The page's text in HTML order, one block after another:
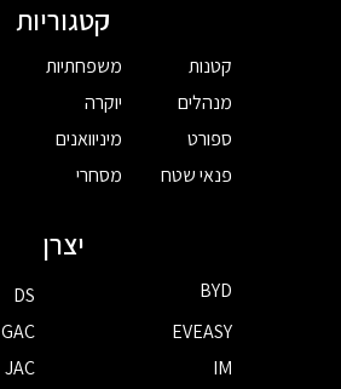
קטגוריות
קטנות
מנהלים
ספורט
פנאי שטח
משפחתיות
יוקרה
מיניוואנים
מסחרי
יצרן
BYD
DS
EVEASY
GAC
IM
JAC